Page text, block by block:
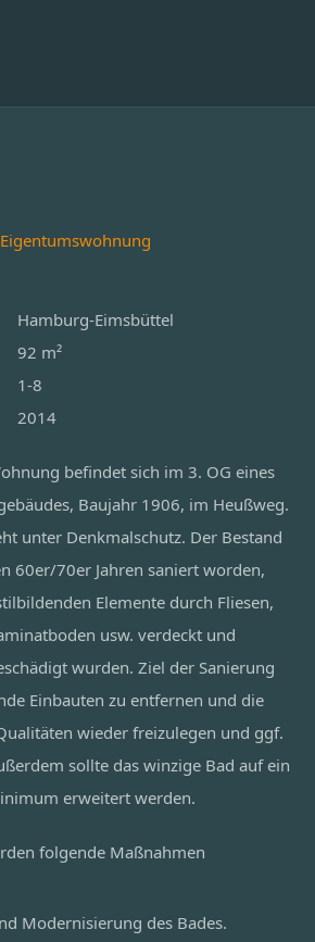
Hamburg-Eimsbüttel
92 m²
1-8
2014
befindet sich im 3. OG eines
Baujahr 1906, im Heußweg.
unter Denkmalschutz. Der Bestand
60er/70er Jahren saniert worden,
Elemente durch Fliesen,
usw. verdeckt und
wurden. Ziel der Sanierung
Einbauten zu entfernen und die
wieder freizulegen und ggf.
sollte das winzige Bad auf ein
erweitert werden.
folgende Maßnahmen
Modernisierung des Bades.